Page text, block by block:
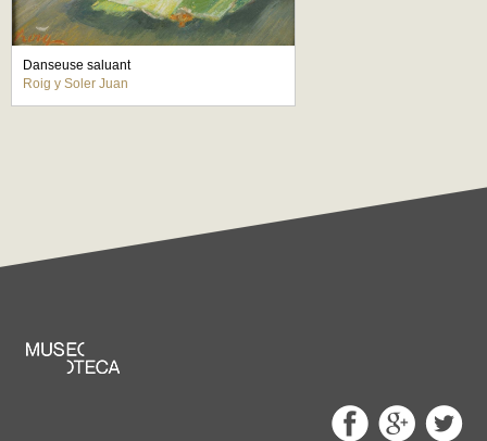
Danseuse saluant
Roig y Soler Juan